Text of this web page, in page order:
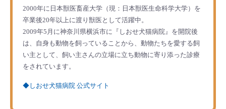
2000年に日本獣医畜産大学（現：日本獣医生命科学大学）を
卒業後20年以上に渡り獣医として活躍中。
2009年5月に神奈川県横浜市に『しおせ犬猫病院』を開院後
は、自身も動物を飼っていることから、動物たちを愛する飼
い主として、飼い主さんの立場に立ち動物に寄り添った診療
をされています。
◆しおせ犬猫病院 公式サイト